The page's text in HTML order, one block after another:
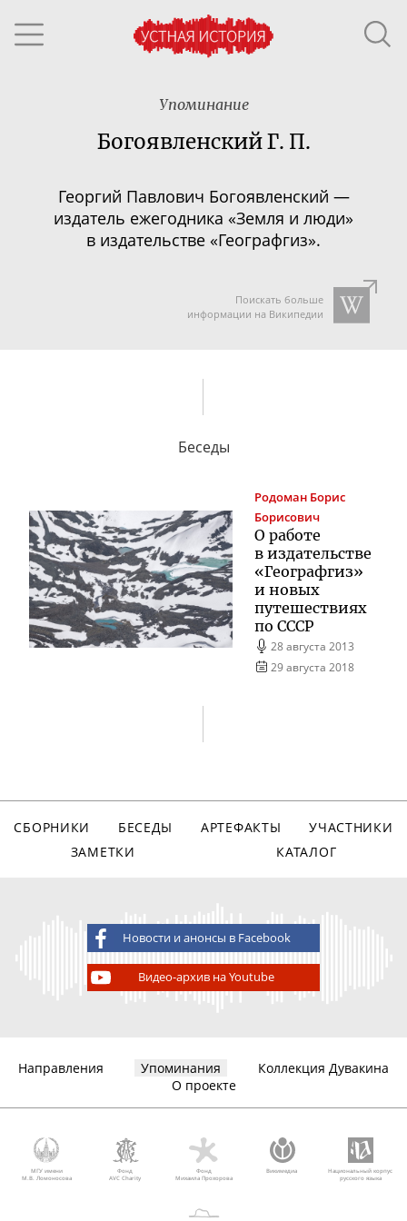
Упоминание
Богоявленский Г. П.
Георгий Павлович Богоявленский —
издатель ежегодника «Земля и люди»
в издательстве «Географгиз».
Поискать больше
информации на Википедии
Беседы
Родоман Борис
Борисович
О работе
в издательстве
«Географгиз»
и новых
путешествиях
по СССР
28 августа 2013
29 августа 2018
СБОРНИКИ БЕСЕДЫ АРТЕФАКТЫ
УЧАСТНИКИ
ЗАМЕТКИ
КАТАЛОГ
Новости и анонсы в Facebook
Видео-архив на Youtube
Направления Упоминания
Коллекция Дувакина
О проекте
МГУ имени
М.В. Ломоносова
Фонд
AVC Charity
Фонд
Михаила Прохорова
Викимедиа
Национальный корпус
русского языка